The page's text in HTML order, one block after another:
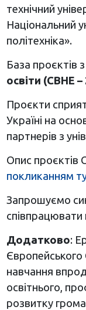
технічний
Національний
політехніка».
База проєктів з
освіти (CBHE –
Проєкти
Україні на
партнерів з
Опис проєктів
покликанням
Запрошуємо
Додатково:
навчання
освітнього,
розвитку